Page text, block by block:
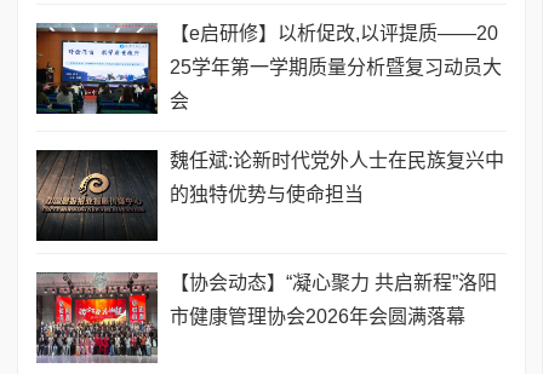
【e启研修】以析促改,以评提质——20
25学年第一学期质量分析暨复习动员大
会
魏任斌:论新时代党外人士在民族复兴中
的独特优势与使命担当
【协会动态】“凝心聚力 共启新程”洛阳
市健康管理协会2026年会圆满落幕